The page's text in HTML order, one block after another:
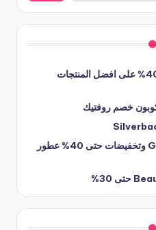
كود خصم متجر ماهر تخفيضات 40% على افضل المنتجات
كود خصم قراس للعطور Grasse وتخفيضات حتى 40% عطور